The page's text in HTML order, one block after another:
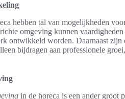
hebben tal van mogelijkheden
omgeving kunnen
ontwikkeld worden. Daarnaast zijn
bijdragen aan professionele
in de horeca is een ander groot